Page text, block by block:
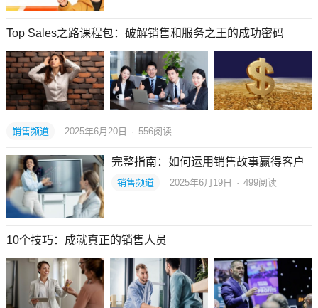
Top Sales之路课程包：破解销售和服务之王的成功密码
销售频道 2025年6月20日 · 556阅读
完整指南：如何运用销售故事赢得客户
销售频道 2025年6月19日 · 499阅读
10个技巧：成就真正的销售人员